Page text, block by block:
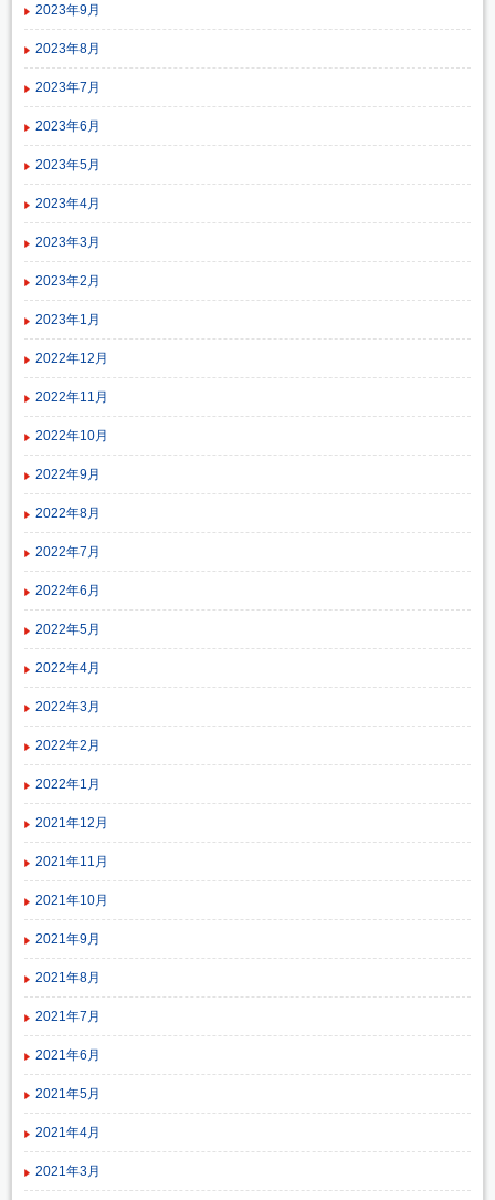
2023年9月
2023年8月
2023年7月
2023年6月
2023年5月
2023年4月
2023年3月
2023年2月
2023年1月
2022年12月
2022年11月
2022年10月
2022年9月
2022年8月
2022年7月
2022年6月
2022年5月
2022年4月
2022年3月
2022年2月
2022年1月
2021年12月
2021年11月
2021年10月
2021年9月
2021年8月
2021年7月
2021年6月
2021年5月
2021年4月
2021年3月